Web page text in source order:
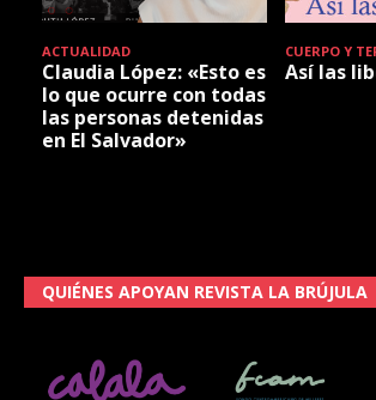
ACTUALIDAD
Claudia López: «Esto es
lo que ocurre con todas
las personas detenidas
en El Salvador»
CUERPO Y
Así las
QUIÉNES APOYAN REVISTA LA BRÚJULA